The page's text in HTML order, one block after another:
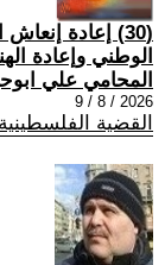
(30) إعادة
الوطني وإعادة
المحامي علي
2026 / 8 / 9
القضية الفلسطينية